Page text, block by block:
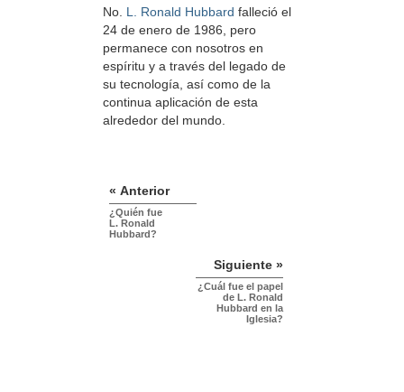
No. L. Ronald Hubbard falleció el
24 de enero de 1986, pero
permanece con nosotros en
espíritu y a través del legado de
su tecnología, así como de la
continua aplicación de esta
alrededor del mundo.
« Anterior
¿Quién fue
L. Ronald
Hubbard?
Siguiente »
¿Cuál fue el papel
de L. Ronald
Hubbard en la
Iglesia?